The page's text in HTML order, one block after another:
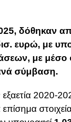
δόθηκαν
ευρώ, με
με μέσο
σύμβαση.
2020-